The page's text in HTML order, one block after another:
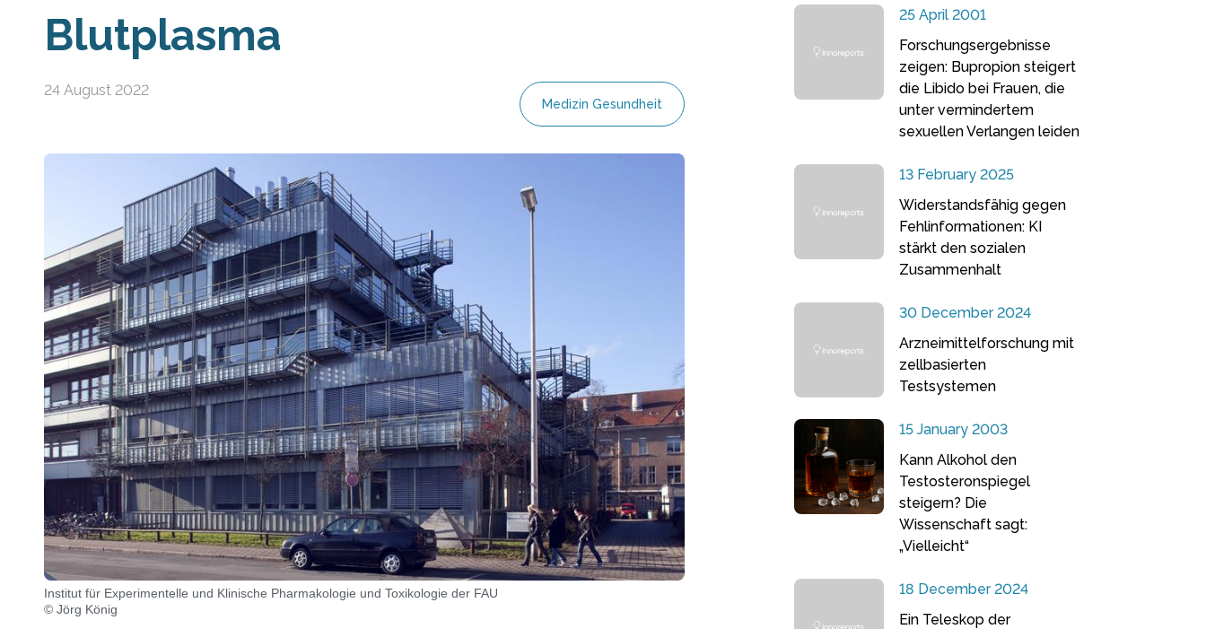
Blutplasma
24 August 2022
Medizin Gesundheit
Institut für Experimentelle und Klinische Pharmakologie und Toxikologie der FAU
© Jörg König
25 April 2001
Forschungsergebnisse
zeigen: Bupropion steigert
die Libido bei Frauen, die
unter vermindertem
sexuellen Verlangen leiden
13 February 2025
Widerstandsfähig gegen
Fehlinformationen: KI
stärkt den sozialen
Zusammenhalt
30 December 2024
Arzneimittelforschung mit
zellbasierten
Testsystemen
15 January 2003
Kann Alkohol den
Testosteronspiegel
steigern? Die
Wissenschaft sagt:
„Vielleicht“
18 December 2024
Ein Teleskop der